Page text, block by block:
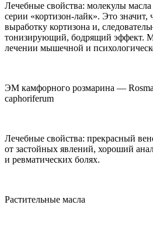
Лечебные свойства: молекулы масла
серии «кортизон-лайк». Это значит,
выработку кортизона и,
тонизирующий, бодрящий эффект.
лечении мышечной и
ЭМ камфорного розмарина —
caphoriferum
Лечебные свойства: прекрасный
от застойных явлений, хороший
и ревматических болях.
Растительные масла